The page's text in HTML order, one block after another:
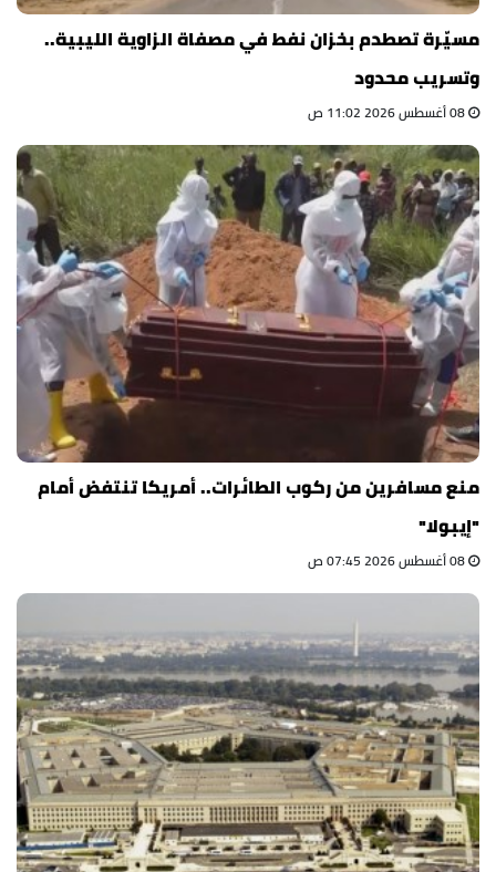
مسيّرة تصطدم بخزان نفط في مصفاة الزاوية الليبية..
وتسريب محدود
منع مسافرين من ركوب الطائرات.. أمريكا تنتفض أمام
"إيبولا"